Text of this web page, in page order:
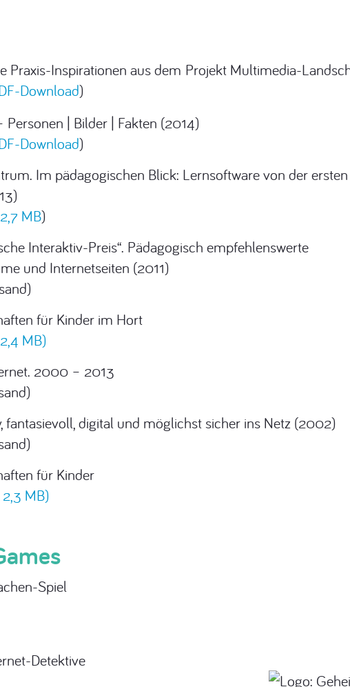
Praxis-Inspirationen aus dem Projekt Multimedia-
Download)
| Bilder | Fakten (2014)
Download)
Im pädagogischen Blick: Lernsoftware von der
MB)
Interaktiv-Preis“. Pädagogisch empfehlenswerte
und Internetseiten (2011)
für Kinder im Hort
MB)
2000 – 2013
fantasievoll, digital und möglichst sicher ins Netz (2002)
für Kinder
MB)
Spiel
Detektive